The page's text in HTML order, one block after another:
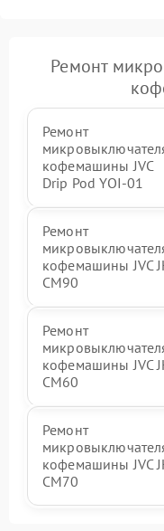
Ремонт
Ремонт
кофемашины JVC
Drip Pod YOI-01
Ремонт
кофемашины JVC
CM90
Ремонт
кофемашины JVC
CM60
Ремонт
кофемашины JVC
CM70